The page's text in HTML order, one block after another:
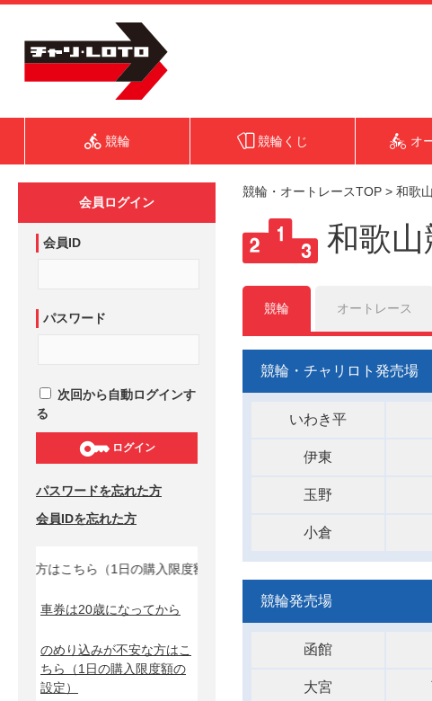
競輪 競輪くじ オ
会員ログイン
会員ID
パスワード
次回から自動ログインす
る
ログイン
パスワードを忘れた方
会員IDを忘れた方
こちら（1日の購入限度額の設定）↓
車券は20歳になってから
のめり込みが不安な方はこ
ちら
（1日の購入限度額の
設定）
競輪・オートレースTOP > 和歌
和歌山
競輪 オートレース
競輪・チャリロト発売場
いわき平
伊東
玉野
小倉
競輪発売場
函館
大宮